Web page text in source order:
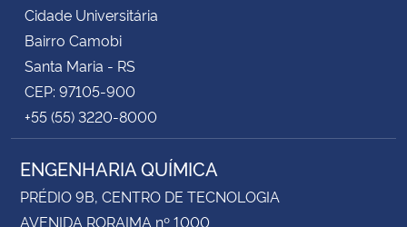
Cidade Universitária
Bairro Camobi
Santa Maria - RS
CEP: 97105-900
+55 (55) 3220-8000
ENGENHARIA QUÍMICA
PRÉDIO 9B, CENTRO DE TECNOLOGIA
AVENIDA RORAIMA nº 1000